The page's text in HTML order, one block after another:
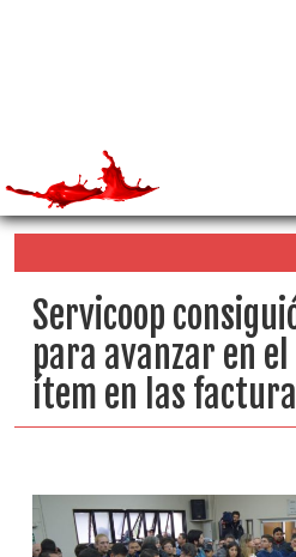
Servicoop
para avanzar en
ítem en las